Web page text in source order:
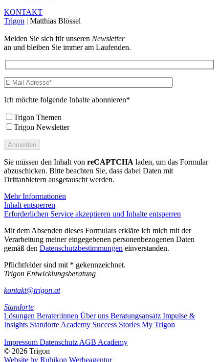
KONTAKT
Trigon | Matthias Blössel
Melden Sie sich für unseren Newsletter
an und bleiben Sie immer am Laufenden.
Ich möchte folgende Inhalte abonnieren*
Trigon Themen
Trigon Newsletter
Sie müssen den Inhalt von reCAPTCHA laden, um das Formular
abzuschicken. Bitte beachten Sie, dass dabei Daten mit
Drittanbietern ausgetauscht werden.
Mehr Informationen
Inhalt entsperren
Erforderlichen Service akzeptieren und Inhalte entsperren
Mit dem Absenden dieses Formulars erkläre ich mich mit der
Verarbeitung meiner eingegebenen personenbezogenen Daten
gemäß den Datenschutzbestimmungen einverstanden.
Pflichtfelder sind mit * gekennzeichnet.
Trigon Entwicklungsberatung
kontakt@trigon.at
Standorte
Lösungen Berater:innen Über uns Beratungsansatz Impulse &
Insights Standorte Academy Success Stories My Trigon
Impressum Datenschutz AGB Academy
© 2026 Trigon
Website by Rubikon Werbeagentur